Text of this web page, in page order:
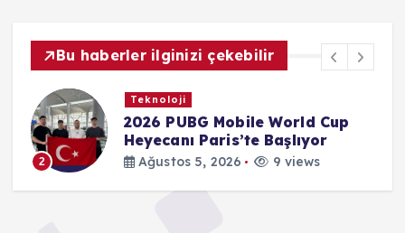
Bu haberler ilginizi çekebilir
2
Teknoloji
2026 PUBG Mobile World Cup
Heyecanı Paris’te Başlıyor
Ağustos 5, 2026 9 views